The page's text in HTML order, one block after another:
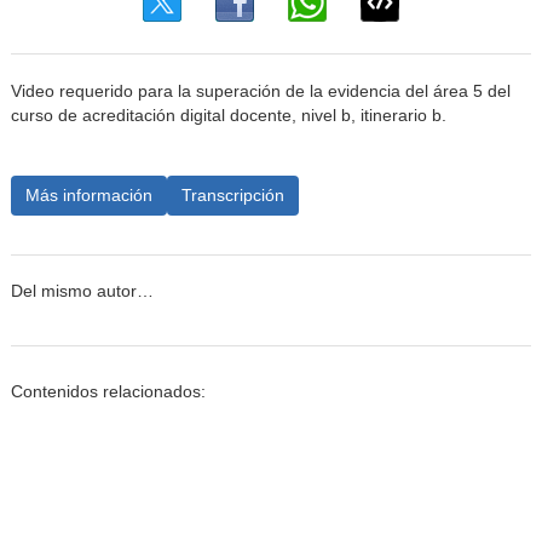
Video requerido para la superación de la evidencia del área 5 del
curso de acreditación digital docente, nivel b, itinerario b.
Más información Transcripción
Del mismo autor…
Contenidos relacionados: